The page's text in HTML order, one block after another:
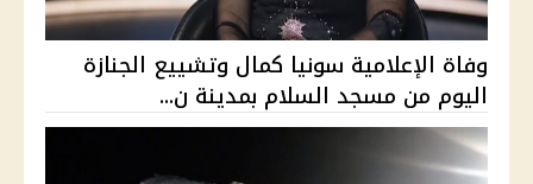
وفاة الإعلامية سونيا كمال وتشييع الجنازة
اليوم من مسجد السلام بمدينة ن...